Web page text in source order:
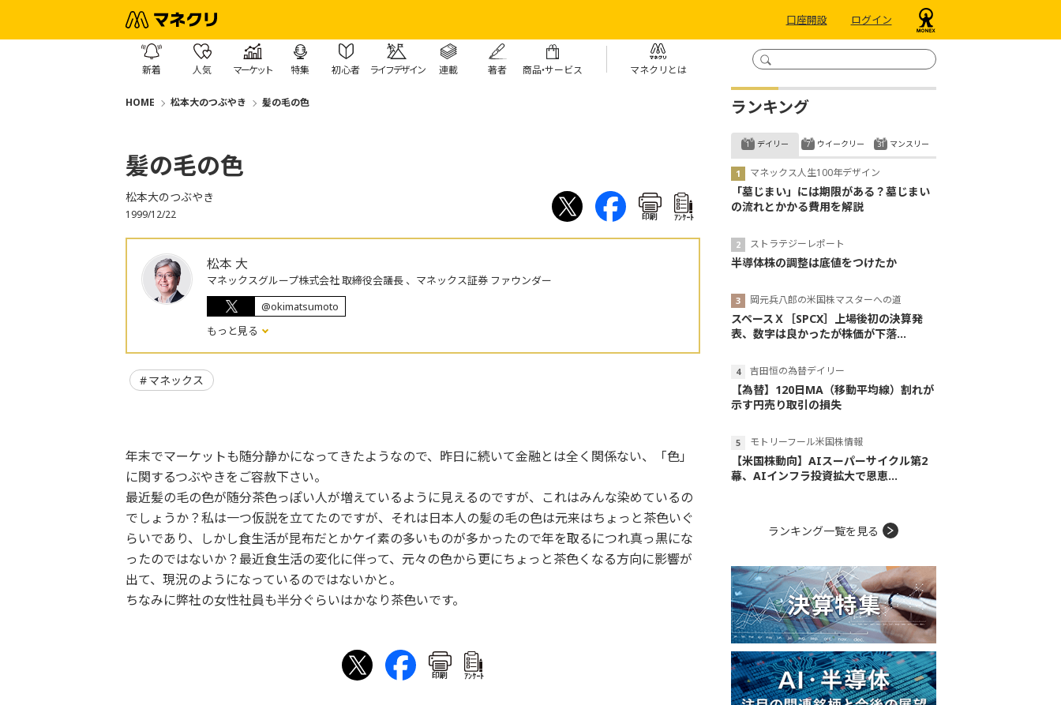
口座開設 ログイン
新着 人気 マーケット 特集 初心者 ライフデザイン 連載 著者 商品・サービス マネクリとは
HOME 松本大のつぶやき 髪の毛の色
髪の毛の色
松本大のつぶやき
1999/12/22 印刷 ｱﾝｹｰﾄ
松本 大
マネックスグループ株式会社 取締役会議長 、マネックス証券 ファウンダー
@okimatsumoto
もっと見る
マネックス
年末でマーケットも随分静かになってきたようなので、昨日に続いて金融とは全く関係ない、「色」
に関するつぶやきをご容赦下さい。
最近髪の毛の色が随分茶色っぽい人が増えているように見えるのですが、これはみんな染めているの
でしょうか？私は一つ仮説を立てたのですが、それは日本人の髪の毛の色は元来はちょっと茶色いぐ
らいであり、しかし食生活が昆布だとかケイ素の多いものが多かったので年を取るにつれ真っ黒にな
ったのではないか？最近食生活の変化に伴って、元々の色から更にちょっと茶色くなる方向に影響が
出て、現況のようになっているのではないかと。
ちなみに弊社の女性社員も半分ぐらいはかなり茶色いです。
印刷 ｱﾝｹｰﾄ
ランキング
デイリー
マネックス人生100年デザイン
「墓じまい」には期限がある？墓じまい
の流れとかかる費用を解説
ストラテジーレポート
半導体株の調整は底値をつけたか
岡元兵八郎の米国株マスターへの道
スペースＸ［SPCX］上場後初の決算発
表、数字は良かったが株価が下落...
吉田恒の為替デイリー
【為替】120日MA（移動平均線）割れが
示す円売り取引の損失
モトリーフール米国株情報
【米国株動向】AIスーパーサイクル第2
幕、AIインフラ投資拡大で恩恵...
ウイークリー マンスリー
ランキング一覧を見る